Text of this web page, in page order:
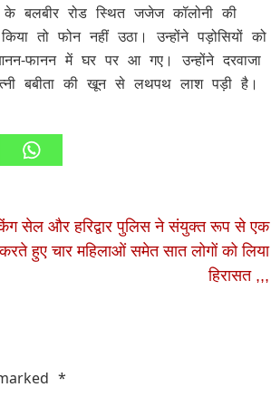
के बलबीर रोड स्थित जजेज कॉलोनी की
तो फोन नहीं उठा। उन्होंने पड़ोसियों को
फानन में घर पर आ गए। उन्होंने दरवाजा
बबीता की खून से लथपथ लाश पड़ी है।
सेल और हरिद्वार पुलिस ने संयुक्त रूप से एक
करते हुए चार महिलाओं समेत सात लोगों को लिया
हिरासत ,,,
*